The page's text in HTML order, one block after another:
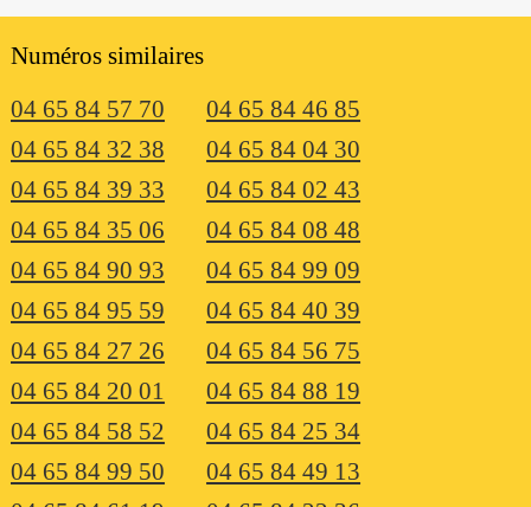
Numéros similaires
04 65 84 57 70
04 65 84 46 85
04 65 84 32 38
04 65 84 04 30
04 65 84 39 33
04 65 84 02 43
04 65 84 35 06
04 65 84 08 48
04 65 84 90 93
04 65 84 99 09
04 65 84 95 59
04 65 84 40 39
04 65 84 27 26
04 65 84 56 75
04 65 84 20 01
04 65 84 88 19
04 65 84 58 52
04 65 84 25 34
04 65 84 99 50
04 65 84 49 13